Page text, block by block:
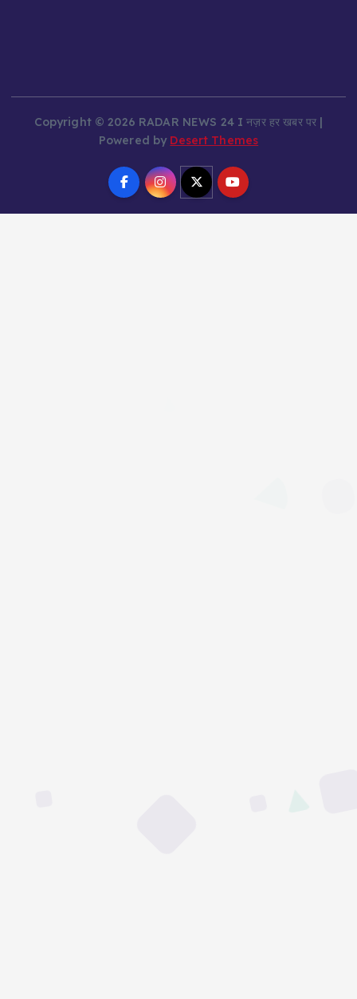
Copyright © 2026 RADAR NEWS 24 I नज़र हर खबर पर |
Powered by Desert Themes